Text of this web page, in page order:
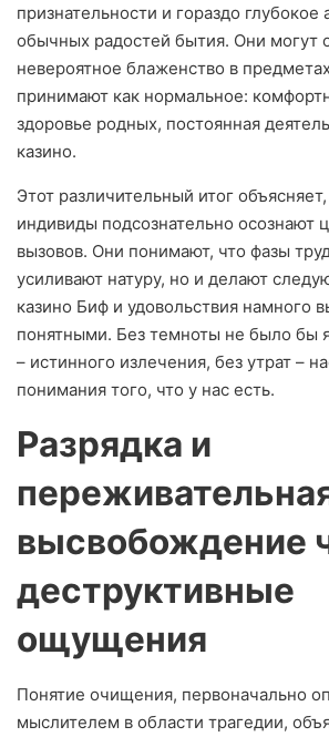
признательности и гораздо глубокое
обычных радостей бытия. Они могут
невероятное блаженство в
принимают как нормальное:
здоровье родных, постоянная
казино.
Этот различительный итог
индивиды подсознательно осознают
вызовов. Они понимают, что фазы
усиливают натуру, но и делают
казино Биф и удовольствия намного
понятными. Без темноты не было бы
– истинного излечения, без утрат –
понимания того, что у нас есть.
Разрядка и
высвобождение
деструктивные
ощущения
Понятие очищения, первоначально
мыслителем в области трагедии,